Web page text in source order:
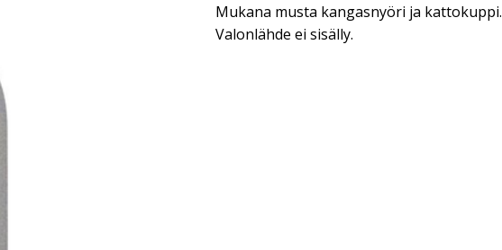
Mukana musta kangasnyöri ja kattokuppi.
Valonlähde ei sisälly.